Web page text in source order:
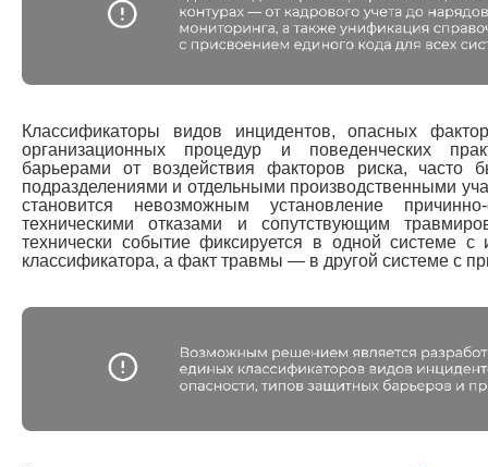
Классификаторы видов инцидентов, опасных
организационных процедур и поведенческих
барьерами от воздействия факторов риска, часто
подразделениями и отдельными производственными
становится невозможным установление
техническими отказами и сопутствующим
технически событие фиксируется в одной системе с
классификатора, а факт травмы — в другой системе с